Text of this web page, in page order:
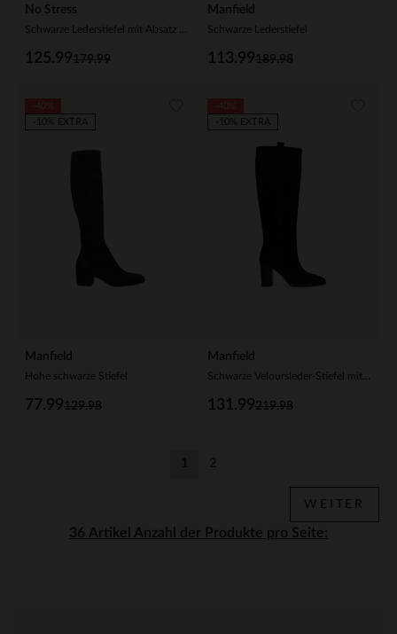
No Stress
179.99
125.99
Manfield
Schwarze Lederstiefel
189.98
113.99
Manfield
Hohe schwarze Stiefel
129.98
77.99
-10% EXTRA
Manfield
219.98
131.99
-10% EXTRA
Anzahl der Produkte pro Seite:
1 2
WEITER